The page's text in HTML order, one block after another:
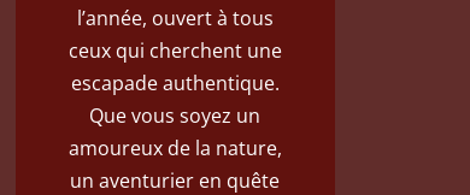
l’année, ouvert à tous
ceux qui cherchent une
escapade authentique.
Que vous soyez un
amoureux de la nature,
un aventurier en quête